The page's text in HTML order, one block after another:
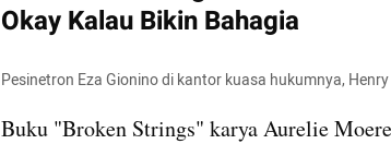
Okay Kalau Bikin Bahagia
Pesinetron Eza Gionino di kantor kuasa hukumnya,
Buku "Broken Strings" karya Aurelie